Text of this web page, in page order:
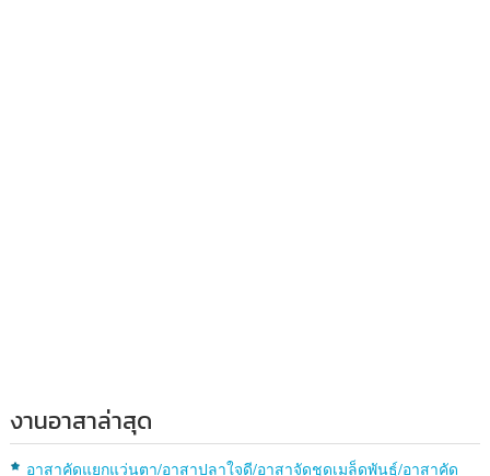
งานอาสาล่าสุด
อาสาคัดแยกแว่นตา/อาสาปลาใจดี/อาสาจัดชุดเมล็ดพันธุ์/อาสาคัด